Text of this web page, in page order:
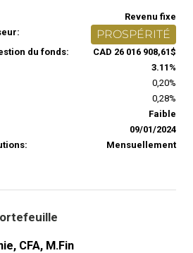
Revenu fixe
PROSPÉRITÉ
du fonds:
CAD 26 016 908,61$
3.11%
0,20%
0,28%
Faible
09/01/2024
Mensuellement
CFA, M.Fin